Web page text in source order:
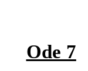
Ode 7